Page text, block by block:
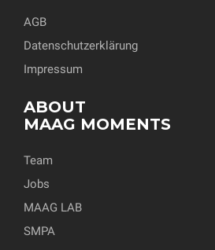
AGB
Datenschutzerklärung
Impressum
ABOUT
MAAG MOMENTS
Team
Jobs
MAAG LAB
SMPA